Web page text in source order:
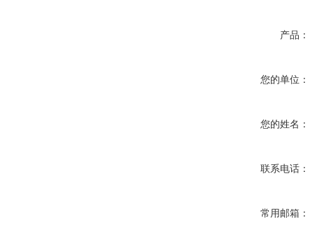
产品：
您的单位：
您的姓名：
联系电话：
常用邮箱：